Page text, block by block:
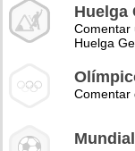
Huelga
Comentar
Huelga
Comentar